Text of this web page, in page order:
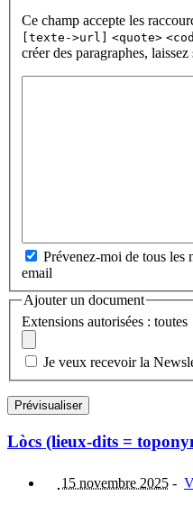
Ce champ accepte les
[texte->url]
<quote>
créer des paragraphes,
Prévenez-moi de tous les
email
Ajouter un document
Extensions autorisées : toutes
Je veux recevoir la
Lòcs (lieux-dits =
15 novembre 2025 -